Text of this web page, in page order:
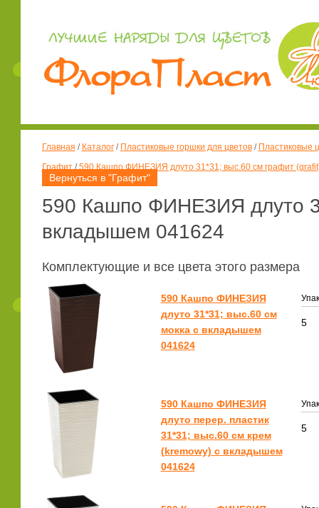
Главная / Каталог/ Пластиковые горшки для цветов/ Пластиковые
Графит/590 Кашпо ФИНЕЗИЯ длуто 31*31; выс.60 см графит
Вернуться в "Графит"
590 Кашпо ФИНЕЗИЯ длуто
вкладышем 041624
Комплектующие и все цвета этого размера
590 Кашпо ФИНЕЗИЯ
длуто 31*31; выс.60 см
мокка с вкладышем
041624
5
590 Кашпо ФИНЕЗИЯ
длуто перер. пластик
31*31; выс.60 см крем
(kremowy) с вкладышем
041624
5